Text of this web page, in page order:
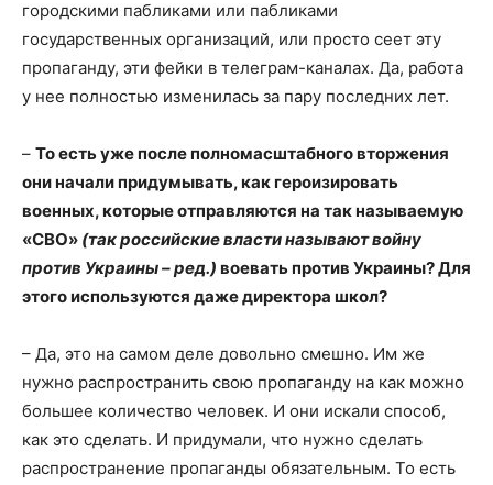
городскими пабликами или пабликами
государственных организаций, или просто сеет эту
пропаганду, эти фейки в телеграм-каналах. Да, работа
у нее полностью изменилась за пару последних лет.
– То есть уже после полномасштабного вторжения
они начали придумывать, как героизировать
военных, которые отправляются на так называемую
«СВО» (так российские власти называют войну
против Украины – ред.) воевать против Украины? Для
этого используются даже директора школ?
– Да, это на самом деле довольно смешно. Им же
нужно распространить свою пропаганду на как можно
большее количество человек. И они искали способ,
как это сделать. И придумали, что нужно сделать
распространение пропаганды обязательным. То есть